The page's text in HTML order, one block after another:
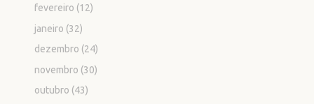
fevereiro (12)
janeiro (32)
dezembro (24)
novembro (30)
outubro (43)